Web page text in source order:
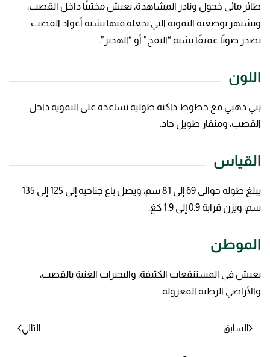
طائر مائي خجول ونادر المشاهدة، يعيش مختبئًا داخل القصب،
ويشتهر بوضعية التمويه التي يجعله فيها يشبه أعواد القصب.
يصدر صوتًا عميقًا يشبه “النفخ” أو “الهدير”.
اللون
بني ذهبي مع خطوط داكنة طولية تساعده على التمويه داخل
القصب، ومنقار طويل حاد.
القياس
يبلغ طوله حوالي 69 إلى 81 سم، ويصل باع جناحيه إلى 125 إلى 135
سم، ويزن قرابة 0.9 إلى 1.9 كغ.
الموطن
يعيش في المستنقعات الكثيفة، والبحيرات الغنية بالقصب،
والأراضي الرطبة المعزولة.
السابق التالي